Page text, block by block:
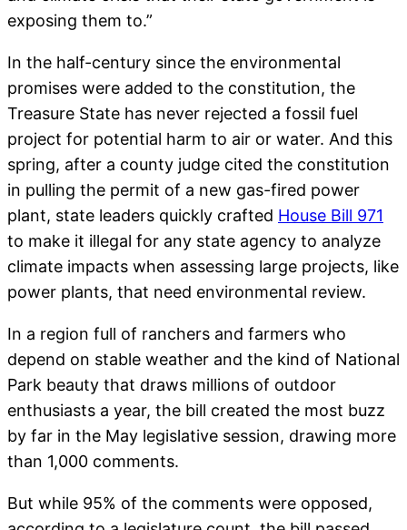
exposing them to.”
In the half-century since the environmental
promises were added to the constitution, the
Treasure State has never rejected a fossil fuel
project for potential harm to air or water. And this
spring, after a county judge cited the constitution
in pulling the permit of a new gas-fired power
plant, state leaders quickly crafted House Bill 971
to make it illegal for any state agency to analyze
climate impacts when assessing large projects, like
power plants, that need environmental review.
In a region full of ranchers and farmers who
depend on stable weather and the kind of National
Park beauty that draws millions of outdoor
enthusiasts a year, the bill created the most buzz
by far in the May legislative session, drawing more
than 1,000 comments.
But while 95% of the comments were opposed,